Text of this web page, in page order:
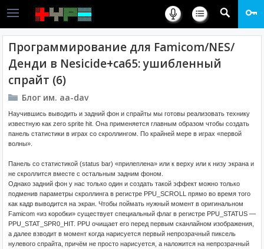
Программирование для Famicom/NES/
Денди в Nesicide+ca65: ушибленный
спрайт (6)
Блог им. aa-dav
Научившись выводить и задний фон и спрайты мы готовы реализовать технику
известную как zero sprite hit. Она применяется главным образом чтобы создать
панель статистики в играх со скроллингом. По крайней мере в играх «первой
волны».
Панель со статистикой (status bar) «прилеплена» или к верху или к низу экрана и
не скроллится вместе с остальным задним фоном.
Однако задний фон у нас только один и создать такой эффект можно только
подменив параметры скроллинга в регистре PPU_SCROLL прямо во время того
как кадр выводится на экран. Чтобы поймать нужный момент в оригинальном
Famicom «из коробки» существует специальный флаг в регистре PPU_STATUS —
PPU_STAT_SPR0_HIT. PPU очищает его перед первым сканлайном изображения,
а далее взводит в момент когда нарисуется первый непрозрачный пиксель
нулевого спрайта, причём не просто нарисуется, а наложится на непрозрачный